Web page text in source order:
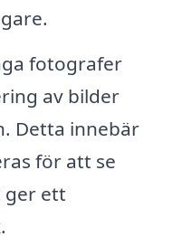
fotografer
av bilder
Detta innebär
för att se
ger ett